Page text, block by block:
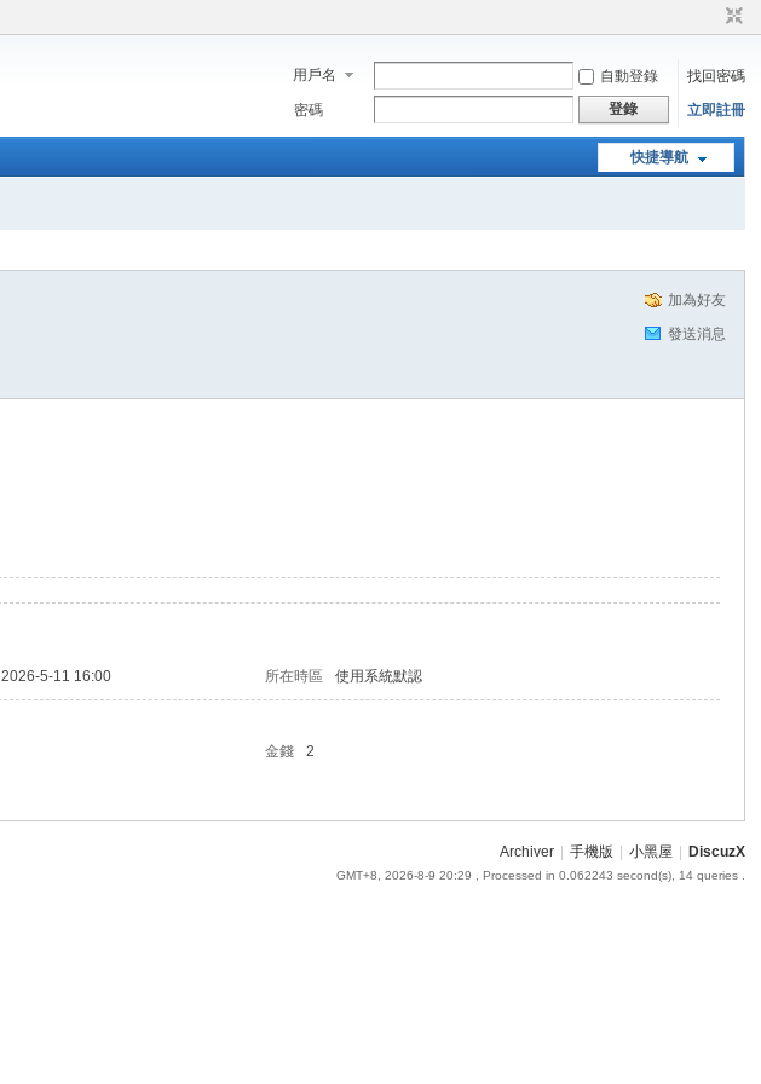
用戶名 自動登錄
找回密碼
密碼
登錄 立即註冊
快捷導航
加為好友
發送消息
2026-5-11 16:00 所在時區 使用系統默認
金錢
2
Archiver 手機版 小黑屋 DiscuzX
GMT+8, 2026-8-9 20:29 , Processed in 0.062243 second(s), 14 queries .